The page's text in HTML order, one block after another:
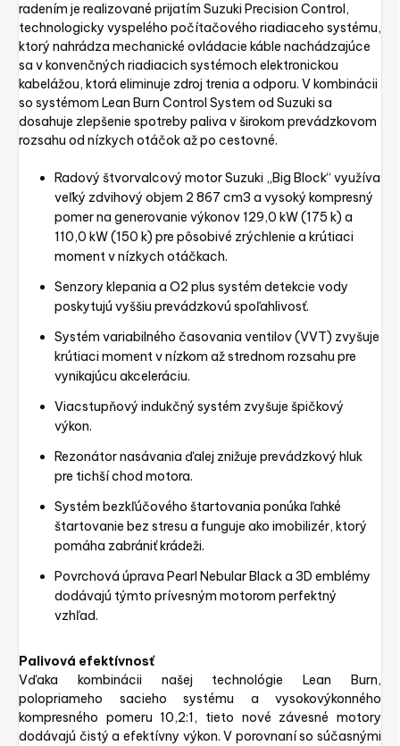
radením je realizované prijatím Suzuki Precision Control,
technologicky vyspelého počítačového riadiaceho systému,
ktorý nahrádza mechanické ovládacie káble nachádzajúce
sa v konvenčných riadiacich systémoch elektronickou
kabelážou, ktorá eliminuje zdroj trenia a odporu. V kombinácii
so systémom Lean Burn Control System od Suzuki sa
dosahuje zlepšenie spotreby paliva v širokom prevádzkovom
rozsahu od nízkych otáčok až po cestovné.
Radový štvorvalcový motor Suzuki „Big Block“ využíva
veľký zdvihový objem 2 867 cm3 a vysoký kompresný
pomer na generovanie výkonov 129,0 kW (175 k) a
110,0 kW (150 k) pre pôsobivé zrýchlenie a krútiaci
moment v nízkych otáčkach.
Senzory klepania a O2 plus systém detekcie vody
poskytujú vyššiu prevádzkovú spoľahlivosť.
Systém variabilného časovania ventilov (VVT) zvyšuje
krútiaci moment v nízkom až strednom rozsahu pre
vynikajúcu akceleráciu.
Viacstupňový indukčný systém zvyšuje špičkový
výkon.
Rezonátor nasávania ďalej znižuje prevádzkový hluk
pre tichší chod motora.
Systém bezkľúčového štartovania ponúka ľahké
štartovanie bez stresu a funguje ako imobilizér, ktorý
pomáha zabrániť krádeži.
Povrchová úprava Pearl Nebular Black a 3D emblémy
dodávajú týmto prívesným motorom perfektný
vzhľad.
Palivová efektívnosť
Vďaka kombinácii našej technológie Lean Burn,
polopriameho sacieho systému a vysokovýkonného
kompresného pomeru 10,2:1, tieto nové závesné motory
dodávajú čistý a efektívny výkon. V porovnaní so súčasnými